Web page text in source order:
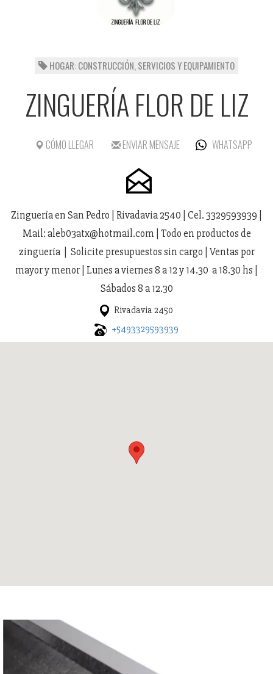
HOGAR: CONSTRUCCIÓN, SERVICIOS Y EQUIPAMIENTO
ZINGUERÍA FLOR DE LIZ
CÓMO LLEGAR ENVIAR MENSAJE WHATSAPP
Zinguería en San Pedro | Rivadavia 2540 | Cel. 3329593939 |
Mail: aleb03atx@hotmail.com | Todo en productos de
zinguería | Solicite presupuestos sin cargo | Ventas por
mayor y menor | Lunes a viernes 8 a 12 y 14.30 a 18.30 hs |
Sábados 8 a 12.30
Rivadavia 2450
+5493329593939